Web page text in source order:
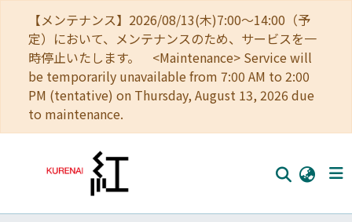
【メンテナンス】2026/08/13(木)7:00～14:00（予
定）において、メンテナンスのため、サービスを一
時停止いたします。 <Maintenance> Service will
be temporarily unavailable from 7:00 AM to 2:00
PM (tentative) on Thursday, August 13, 2026 due
to maintenance.